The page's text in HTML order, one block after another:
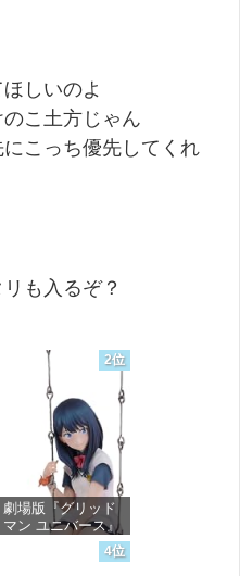
しいのよ
こ土方じゃん
こっち優先してくれ
も入るぞ？
2位
劇場版『グリッド
マン ユニバース』
宝多六花 wall figure
1/7スケール プラス
4位